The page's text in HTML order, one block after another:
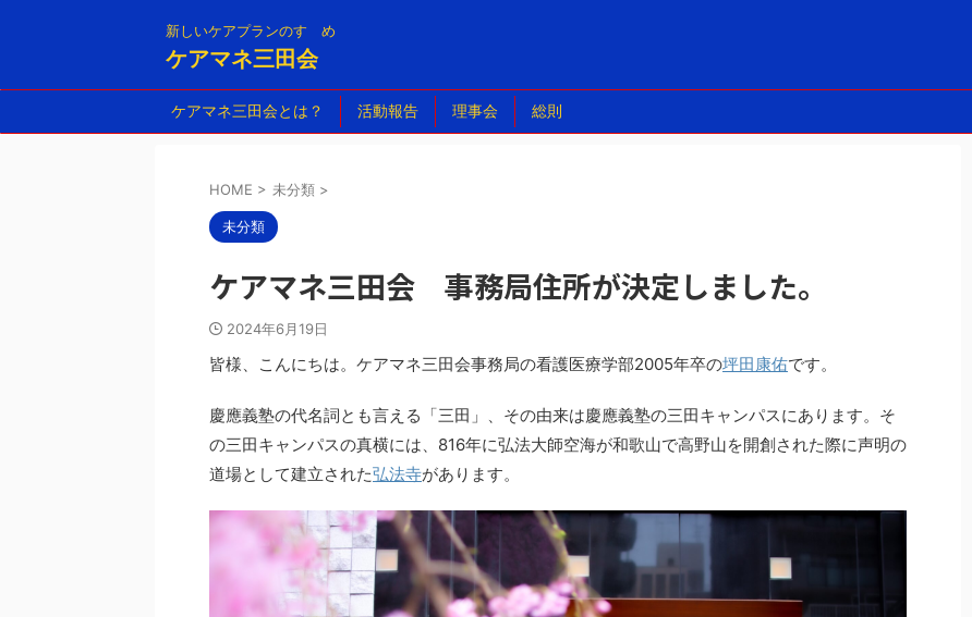
新しいケアプランのすゝめ
ケアマネ三田会
ケアマネ三田会とは？ 活動報告 理事会 総則
HOME > 未分類 >
未分類
ケアマネ三田会 事務局住所が決定しました。
2024年6月19日
皆様、こんにちは。ケアマネ三田会事務局の看護医療学部2005年卒の坪田康佑です。
慶應義塾の代名詞とも言える「三田」、その由来は慶應義塾の三田キャンパスにあります。そ
の三田キャンパスの真横には、816年に弘法大師空海が和歌山で高野山を開創された際に声明の
道場として建立された弘法寺があります。